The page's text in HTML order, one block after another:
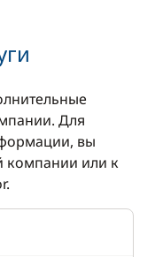
для
душ
в кокпите
Для
вы
компании или к